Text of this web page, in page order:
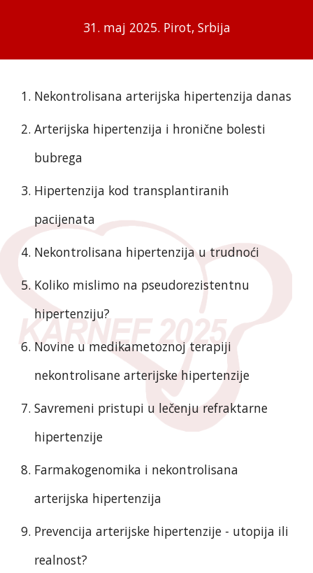
31. maj 2025. Pirot, Srbija
Nekontrolisana arterijska hipertenzija danas
Arterijska hipertenzija i hronične bolesti
bubrega
Hipertenzija kod transplantiranih
pacijenata
Nekontrolisana hipertenzija u trudnoći
Koliko mislimo na pseudorezistentnu
hipertenziju?
Novine u medikametoznoj terapiji
nekontrolisane arterijske hipertenzije
Savremeni pristupi u lečenju refraktarne
hipertenzije
Farmakogenomika i nekontrolisana
arterijska hipertenzija
Prevencija arterijske hipertenzije - utopija ili
realnost?